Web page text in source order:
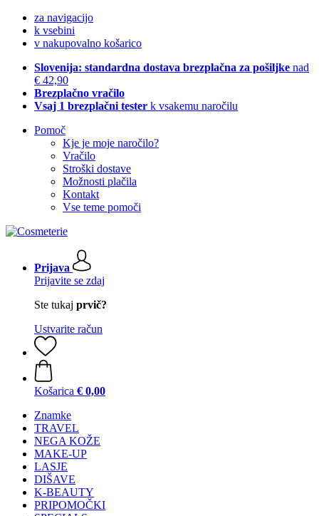
za navigacijo
k vsebini
v nakupovalno košarico
Slovenija: standardna dostava brezplačna za pošiljke nad
€ 42,90
Brezplačno vračilo
Vsaj 1 brezplačni tester k vsakemu naročilu
Pomoč
Kje je moje naročilo?
Vračilo
Stroški dostave
Možnosti plačila
Kontakt
Vse teme pomoči
Prijava
Prijavite se zdaj
Ste tukaj prvič?
Ustvarite račun
Košarica € 0,00
Znamke
TRAVEL
NEGA KOŽE
MAKE-UP
LASJE
DIŠAVE
K-BEAUTY
PRIPOMOČKI